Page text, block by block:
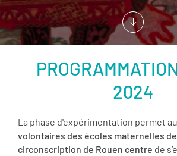
2024
La phase d'expérimentation permet
volontaires des écoles maternelles
circonscription de Rouen centre de